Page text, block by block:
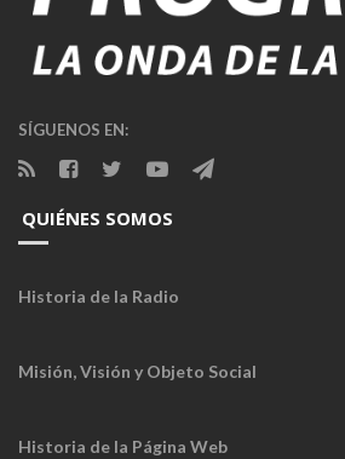
SÍGUENOS EN:
QUIÉNES SOMOS
Historia de la Radio
Misión, Visión y Objeto Social
Historia de la Página Web